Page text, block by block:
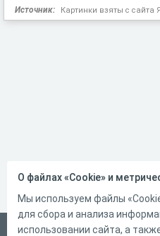
Источник: Картинки взяты с сайта
О файлах «Cookie» и
Мы используем файлы
для сбора и анализа
использовании сайта, а